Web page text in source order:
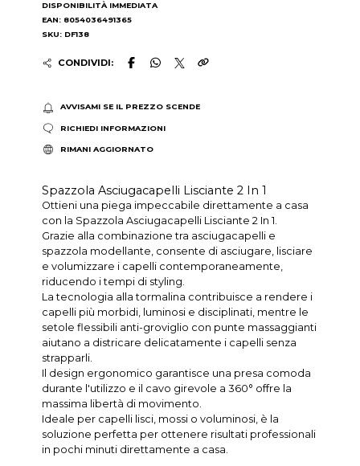
DISPONIBILITÀ IMMEDIATA
EAN: 8054036491365
SKU: DF138
CONDIVIDI:
AVVISAMI SE IL PREZZO SCENDE
RICHIEDI INFORMAZIONI
RIMANI AGGIORNATO
Spazzola Asciugacapelli Lisciante 2 In 1
Ottieni una piega impeccabile direttamente a casa
con la Spazzola Asciugacapelli Lisciante 2 In 1.
Grazie alla combinazione tra asciugacapelli e
spazzola modellante, consente di asciugare, lisciare
e volumizzare i capelli contemporaneamente,
riducendo i tempi di styling.
La tecnologia alla tormalina contribuisce a rendere i
capelli più morbidi, luminosi e disciplinati, mentre le
setole flessibili anti-groviglio con punte massaggianti
aiutano a districare delicatamente i capelli senza
strapparli.
Il design ergonomico garantisce una presa comoda
durante l'utilizzo e il cavo girevole a 360° offre la
massima libertà di movimento.
Ideale per capelli lisci, mossi o voluminosi, è la
soluzione perfetta per ottenere risultati professionali
in pochi minuti direttamente a casa.